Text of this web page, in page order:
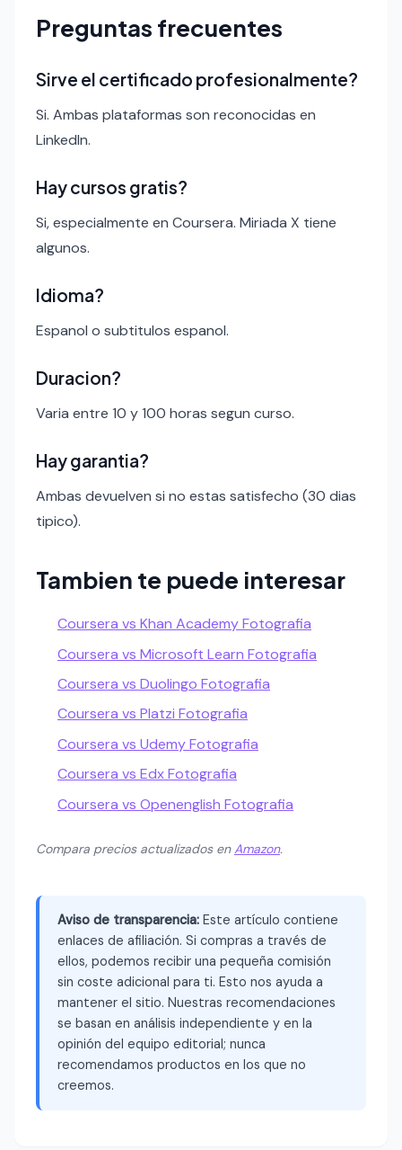
Preguntas frecuentes
Sirve el certificado profesionalmente?
Si. Ambas plataformas son reconocidas en
LinkedIn.
Hay cursos gratis?
Si, especialmente en Coursera. Miriada X tiene
algunos.
Idioma?
Espanol o subtitulos espanol.
Duracion?
Varia entre 10 y 100 horas segun curso.
Hay garantia?
Ambas devuelven si no estas satisfecho (30 dias
tipico).
Tambien te puede interesar
Coursera vs Khan Academy Fotografia
Coursera vs Microsoft Learn Fotografia
Coursera vs Duolingo Fotografia
Coursera vs Platzi Fotografia
Coursera vs Udemy Fotografia
Coursera vs Edx Fotografia
Coursera vs Openenglish Fotografia
Compara precios actualizados en Amazon.
Aviso de transparencia: Este artículo contiene
enlaces de afiliación. Si compras a través de
ellos, podemos recibir una pequeña comisión
sin coste adicional para ti. Esto nos ayuda a
mantener el sitio. Nuestras recomendaciones
se basan en análisis independiente y en la
opinión del equipo editorial; nunca
recomendamos productos en los que no
creemos.